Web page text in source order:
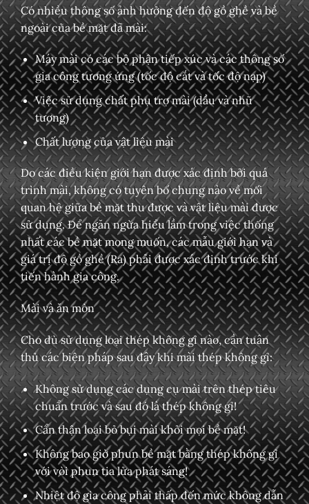
Có nhiều thông số ảnh hưởng đến độ gồ ghề và bề
ngoài của bề mặt đã mài:
Máy mài có các bộ phận tiếp xúc và các thông số
gia công tương ứng (tốc độ cắt và tốc độ nạp)
Việc sử dụng chất phụ trợ mài (dầu và nhũ
tương)
Chất lượng của vật liệu mài
Do các điều kiện giới hạn được xác định bởi quá
trình mài, không có tuyên bố chung nào về mối
quan hệ giữa bề mặt thu được và vật liệu mài được
sử dụng. Để ngăn ngừa hiểu lầm trong việc thống
nhất các bề mặt mong muốn, các mẫu giới hạn và
giá trị độ gồ ghề (Ra) phải được xác định trước khi
tiến hành gia công.
Mài và ăn mòn
Cho dù sử dụng loại thép không gỉ nào, cần tuân
thủ các biện pháp sau đây khi mài thép không gỉ:
Không sử dụng các dụng cụ mài trên thép tiêu
chuẩn trước và sau đó là thép không gỉ!
Cẩn thận loại bỏ bụi mài khỏi mọi bề mặt!
Không bao giờ phun bề mặt bằng thép không gỉ
với vòi phun tia lửa phát sáng!
Nhiệt độ gia công phải thấp đến mức không dẫn